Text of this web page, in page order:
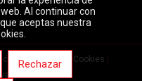
de privacidad Cookies
DELSOL
Al continuar con
aceptas nuestra
Rechazar